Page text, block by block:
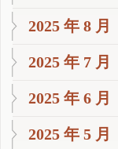
2025 年 8 月
2025 年 7 月
2025 年 6 月
2025 年 5 月